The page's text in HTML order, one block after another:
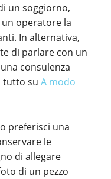
un soggiorno,
operatore la
In alternativa,
di parlare con un
consulenza
tutto su A modo
preferisci una
le
di allegare
di un pezzo